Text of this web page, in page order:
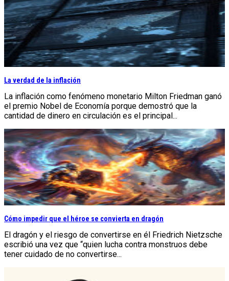
La verdad de la inflación
La inflación como fenómeno monetario Milton Friedman ganó
el premio Nobel de Economía porque demostró que la
cantidad de dinero en circulación es el principal...
Cómo impedir que el héroe se convierta en dragón
El dragón y el riesgo de convertirse en él Friedrich Nietzsche
escribió una vez que “quien lucha contra monstruos debe
tener cuidado de no convertirse...